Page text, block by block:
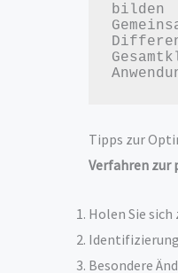
bilden
Tipps zur
Verfahren zur
Holen Sie
Besondere